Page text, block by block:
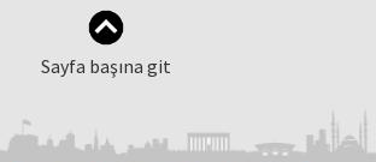
Sayfa başına git